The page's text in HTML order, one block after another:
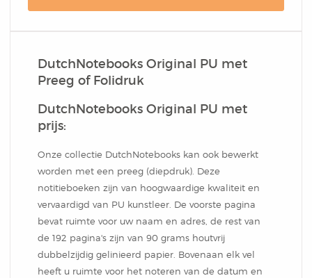
DutchNotebooks Original PU met
Preeg of Folidruk
DutchNotebooks Original PU met
prijs:
Onze collectie DutchNotebooks kan ook bewerkt
worden met een preeg (diepdruk). Deze
notitieboeken zijn van hoogwaardige kwaliteit en
vervaardigd van PU kunstleer. De voorste pagina
bevat ruimte voor uw naam en adres, de rest van
de 192 pagina's zijn van 90 grams houtvrij
dubbelzijdig gelinieerd papier. Bovenaan elk vel
heeft u ruimte voor het noteren van de datum en